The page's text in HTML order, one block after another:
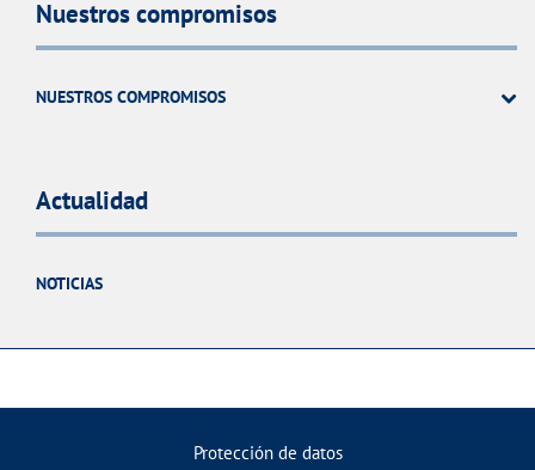
Nuestros compromisos
NUESTROS COMPROMISOS
Actualidad
NOTICIAS
Protección de datos